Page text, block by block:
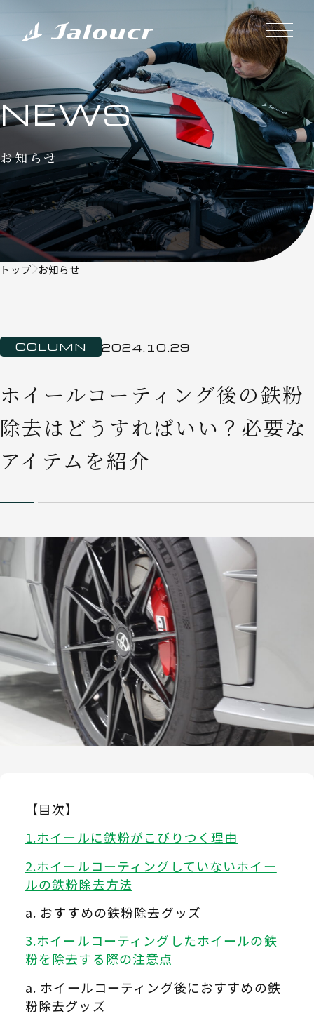
NEWS
お知らせ
トップ お知らせ
COLUMN 2024.10.29
ホイールコーティング後の鉄粉
除去はどうすればいい？必要な
アイテムを紹介
【目次】
ホイールに鉄粉がこびりつく理由
ホイールコーティングしていないホイー
ルの鉄粉除去方法
おすすめの鉄粉除去グッズ
ホイールコーティングしたホイールの鉄
粉を除去する際の注意点
ホイールコーティング後におすすめの鉄
粉除去グッズ